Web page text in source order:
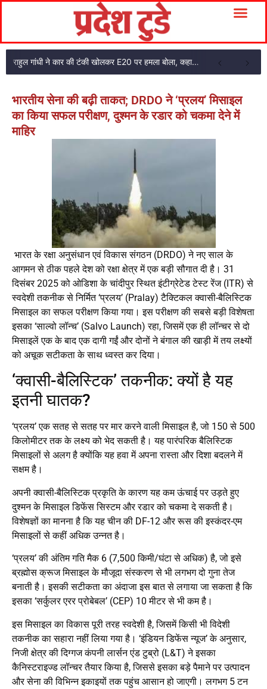
राहुल गांधी ने कार की टंकी खोलकर E20 पर हमला बोला, कहा- पूरी दाल ही काली है
भारतीय सेना की बढ़ी ताकत; DRDO ने ‘प्रलय’ मिसाइल
का किया सफल परीक्षण, दुश्मन के रडार को चकमा देने में
माहिर
भारत के रक्षा अनुसंधान एवं विकास संगठन (DRDO) ने नए साल के
आगमन से ठीक पहले देश को रक्षा क्षेत्र में एक बड़ी सौगात दी है। 31
दिसंबर 2025 को ओडिशा के चांदीपुर स्थित इंटीग्रेटेड टेस्ट रेंज (ITR) से
स्वदेशी तकनीक से निर्मित ‘प्रलय’ (Pralay) टैक्टिकल क्वासी-बैलिस्टिक
मिसाइल का सफल परीक्षण किया गया। इस परीक्षण की सबसे बड़ी विशेषता
इसका ‘साल्वो लॉन्च’ (Salvo Launch) रहा, जिसमें एक ही लॉन्चर से दो
मिसाइलें एक के बाद एक दागी गईं और दोनों ने बंगाल की खाड़ी में तय लक्ष्यों
को अचूक सटीकता के साथ ध्वस्त कर दिया।
‘क्वासी-बैलिस्टिक’ तकनीक: क्यों है यह
इतनी घातक?
‘प्रलय’ एक सतह से सतह पर मार करने वाली मिसाइल है, जो 150 से 500
किलोमीटर तक के लक्ष्य को भेद सकती है। यह पारंपरिक बैलिस्टिक
मिसाइलों से अलग है क्योंकि यह हवा में अपना रास्ता और दिशा बदलने में
सक्षम है।
अपनी क्वासी-बैलिस्टिक प्रकृति के कारण यह कम ऊंचाई पर उड़ते हुए
दुश्मन के मिसाइल डिफेंस सिस्टम और रडार को चकमा दे सकती है।
विशेषज्ञों का मानना है कि यह चीन की DF-12 और रूस की इस्कंदर-एम
मिसाइलों से कहीं अधिक उन्नत है।
‘प्रलय’ की अंतिम गति मैक 6 (7,500 किमी/घंटा से अधिक) है, जो इसे
ब्रह्मोस क्रूज मिसाइल के मौजूदा संस्करण से भी लगभग दो गुना तेज
बनाती है। इसकी सटीकता का अंदाजा इस बात से लगाया जा सकता है कि
इसका ‘सर्कुलर एरर प्रोबेबल’ (CEP) 10 मीटर से भी कम है।
इस मिसाइल का विकास पूरी तरह स्वदेशी है, जिसमें किसी भी विदेशी
तकनीक का सहारा नहीं लिया गया है। ‘इंडियन डिफेंस न्यूज’ के अनुसार,
निजी क्षेत्र की दिग्गज कंपनी लार्सन एंड टुब्रो (L&T) ने इसका
कैनिस्टराइज्ड लॉन्चर तैयार किया है, जिससे इसका बड़े पैमाने पर उत्पादन
और सेना की विभिन्न इकाइयों तक पहुंच आसान हो जाएगी। लगभग 5 टन